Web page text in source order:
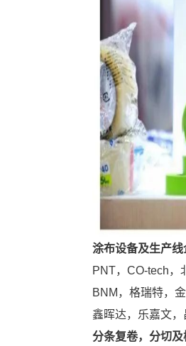
涂布设备及生产线
PNT，CO-tech，
BNM，格瑞特，
鑫晖达，乐嘉文，
分条复卷，分切